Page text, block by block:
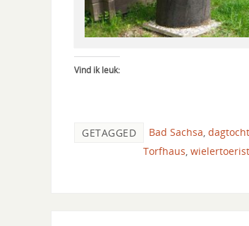
Vind ik leuk:
GETAGGED Bad Sachsa,
Torfhaus, wielertoerist